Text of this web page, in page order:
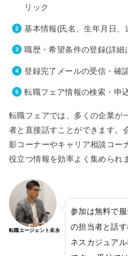
リック
基本情報(氏名、生年月日、
職歴・希望条件の登録(詳細
登録完了メールの受信・確
転職フェア情報の検索・申
転職フェアでは、多くの企業が
者と直接話すことができます。
影コーナーやキャリア相談コー
役立つ情報を効率よく集められ
転職エージェント末永
参加は無料で
の担当者と話
ネスカジュア